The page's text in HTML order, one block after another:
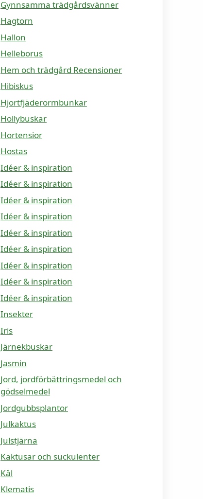
Gynnsamma trädgårdsvänner
Hagtorn
Hallon
Helleborus
Hem och trädgård Recensioner
Hibiskus
Hjortfjäderormbunkar
Hollybuskar
Hortensior
Hostas
Idéer & inspiration
Idéer & inspiration
Idéer & inspiration
Idéer & inspiration
Idéer & inspiration
Idéer & inspiration
Idéer & inspiration
Idéer & inspiration
Idéer & inspiration
Insekter
Iris
Järnekbuskar
Jasmin
Jord, jordförbättringsmedel och
gödselmedel
Jordgubbsplantor
Julkaktus
Julstjärna
Kaktusar och suckulenter
Kål
Klematis